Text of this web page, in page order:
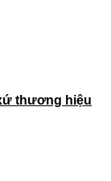
thương hiệu